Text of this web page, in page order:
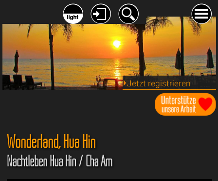
Jetzt registrieren
Wonderland, Hua Hin
Nachtleben Hua Hin / Cha Am